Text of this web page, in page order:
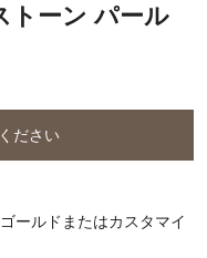
トーン パール
ださい
ールドまたはカスタマイ